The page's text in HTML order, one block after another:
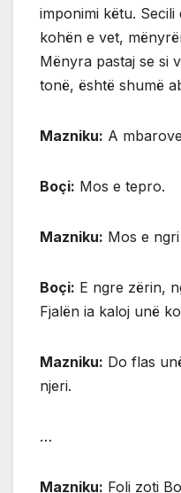
imponimi këtu.
kohën e vet,
Mënyra pastaj se si
tonë, është shumë
Mazniku: A
Boçi: Mos e tepro.
Mazniku: Mos e
Boçi: E ngre zërin,
Fjalën ia kaloj unë
Mazniku: Do flas
njeri.
…
Mazniku: Foli zoti